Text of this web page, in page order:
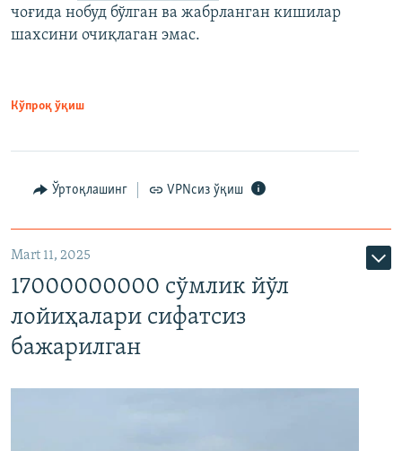
чоғида нобуд бўлган ва жабрланган кишилар
шахсини очиқлаган эмас.
Кўпроқ ўқиш
Ўртоқлашинг VPNсиз ўқиш
Mart 11, 2025
17000000000 сўмлик йўл
лойиҳалари сифатсиз
бажарилган